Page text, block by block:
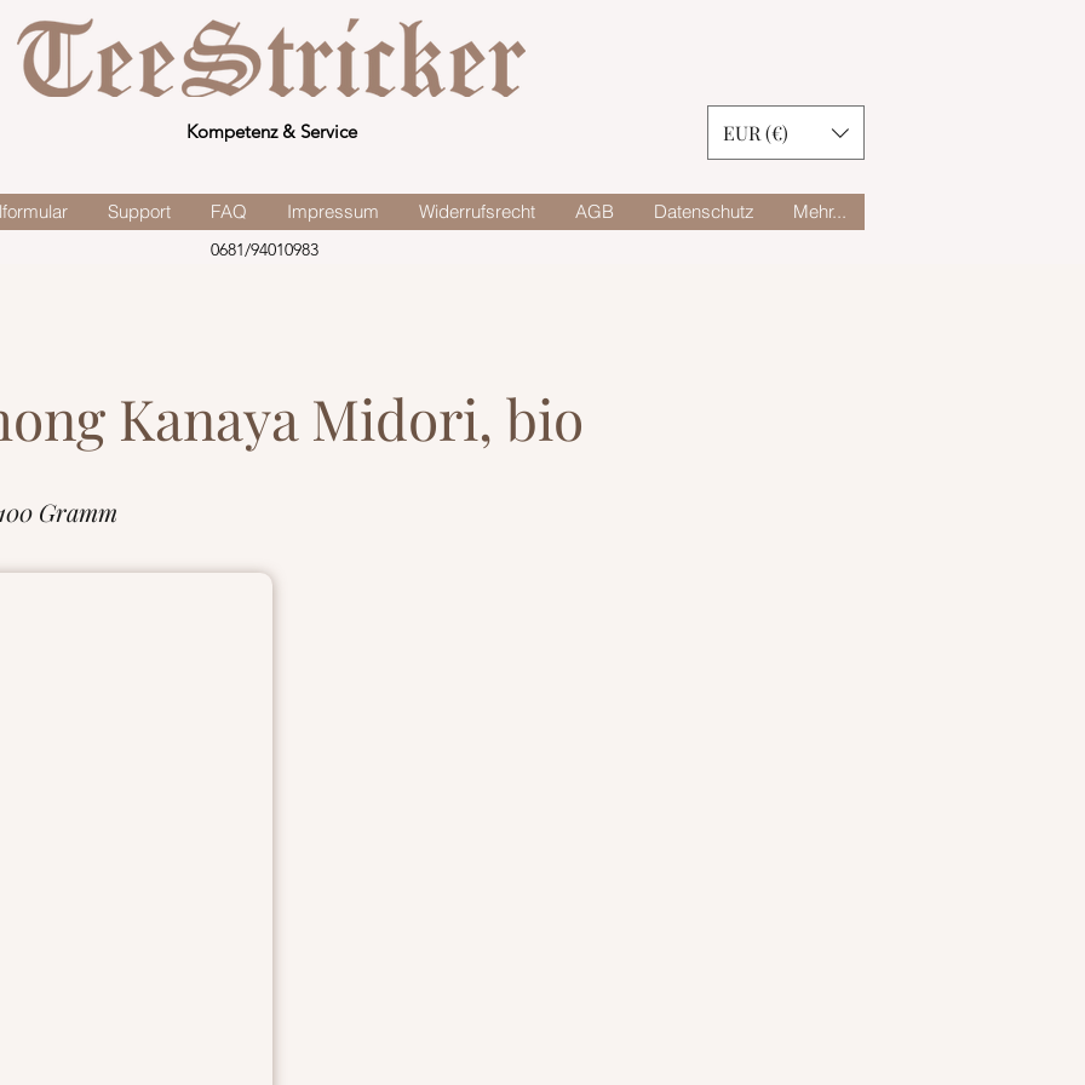
Kompetenz & Service EUR (€)
Support FAQ Impressum Widerrufsrecht AGB Datenschutz Mehr...
0681/94010983
Kanaya Midori, bio
Gramm